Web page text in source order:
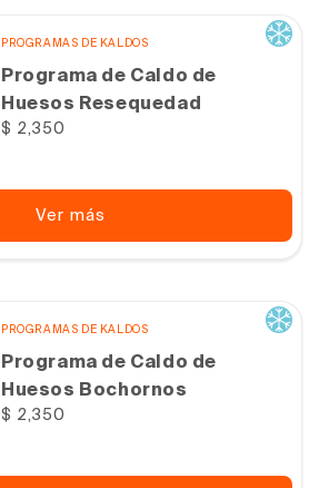
PROGRAMAS DE KALDOS
Programa de Caldo de
Huesos Resequedad
Precio
$ 2,350
Ver más
PROGRAMAS DE KALDOS
Programa de Caldo de
Huesos Bochornos
Precio
$ 2,350